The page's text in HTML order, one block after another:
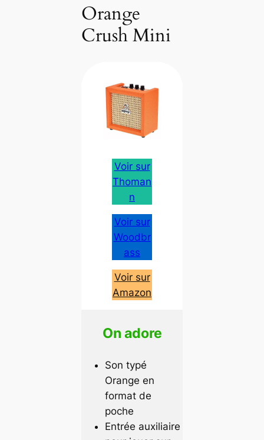
Orange
Crush Mini
Voir sur
Thoman
n
Voir sur
Woodbr
ass
Voir sur
Amazon
On adore
Son typé
Orange en
format de
poche
Entrée auxiliaire